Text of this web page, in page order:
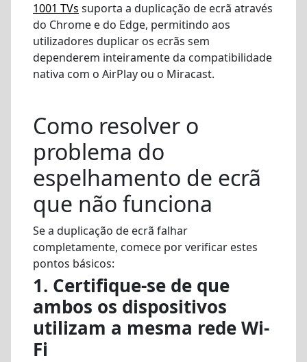
1001 TVs suporta a duplicação de ecrã através
do Chrome e do Edge, permitindo aos
utilizadores duplicar os ecrãs sem
dependerem inteiramente da compatibilidade
nativa com o AirPlay ou o Miracast.
Como resolver o
problema do
espelhamento de ecrã
que não funciona
Se a duplicação de ecrã falhar
completamente, comece por verificar estes
pontos básicos:
1. Certifique-se de que
ambos os dispositivos
utilizam a mesma rede Wi-
Fi